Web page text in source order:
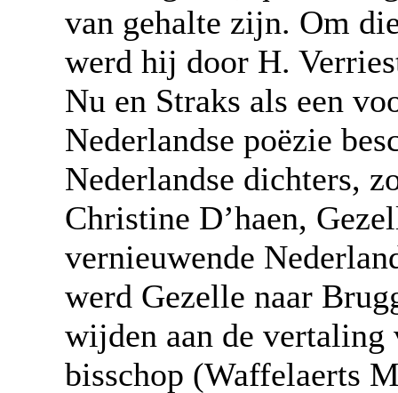
van gehalte zijn. Om
werd hij door H.
Nu en Straks als een
Nederlandse poëzie
Nederlandse dichters,
Christine D’haen,
vernieuwende
werd Gezelle naar
wijden aan de
bisschop (Waffelaerts